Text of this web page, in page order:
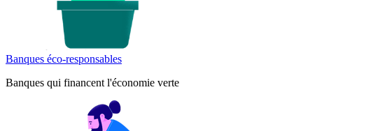
Banques éco-responsables
Banques qui financent l'économie verte